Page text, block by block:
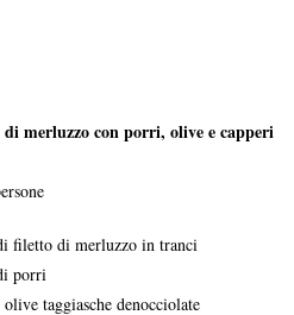
merluzzo con porri, olive e capperi
filetto di merluzzo in tranci
porri
taggiasche denocciolate